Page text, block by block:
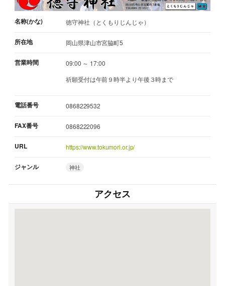
名称(かな) 徳守神社（とくもりじんじゃ）
所在地 岡山県津山市宮脇町5
営業時間
09:00 ～ 17:00
祈願受付は午前９時半より午後３時まで
電話番号 0868229532
FAX番号 0868222096
URL https://www.tokumori.or.jp/
ジャンル 神社
アクセス